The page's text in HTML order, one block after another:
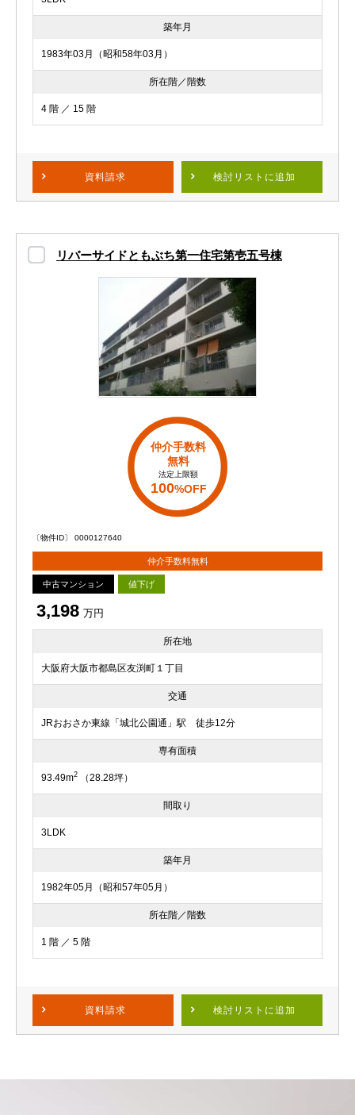
築年月
1983年03月（昭和58年03月）
所在階／階数
4 階 ／ 15 階
資料請求 検討リスト に追加
リバーサイドともぶち第一住宅第壱五号棟
仲介手数料
無料
法定上限額
100%OFF
〔物件ID〕 0000127640
仲介手数料無料
中古マンション 値下げ
3,198 万円
所在地
大阪府大阪市都島区友渕町１丁目
交通
JRおおさか東線「城北公園通」駅 徒歩12分
専有面積
93.49m2 （28.28坪）
間取り
3LDK
築年月
1982年05月（昭和57年05月）
所在階／階数
1 階 ／ 5 階
資料請求 検討リスト に追加